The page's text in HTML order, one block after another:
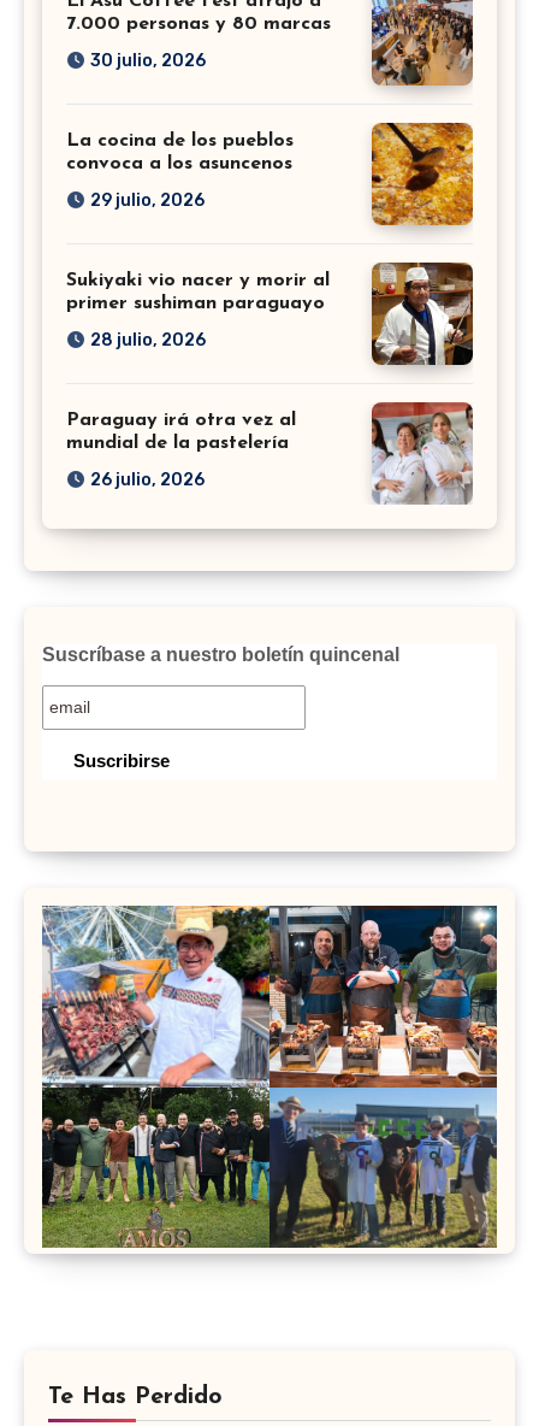
7.000 personas y 80 marcas
30 julio, 2026
La cocina de los pueblos
convoca a los asuncenos
29 julio, 2026
Sukiyaki vio nacer y morir al
primer sushiman paraguayo
28 julio, 2026
Paraguay irá otra vez al
mundial de la pastelería
26 julio, 2026
Suscríbase a nuestro boletín quincenal
Te Has Perdido